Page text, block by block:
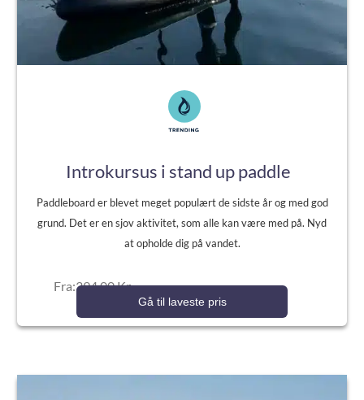
Introkursus i stand up paddle
Paddleboard er blevet meget populært de sidste år og med god
grund. Det er en sjov aktivitet, som alle kan være med på. Nyd
at opholde dig på vandet.
Fra:394,00 Kr.
Gå til laveste pris